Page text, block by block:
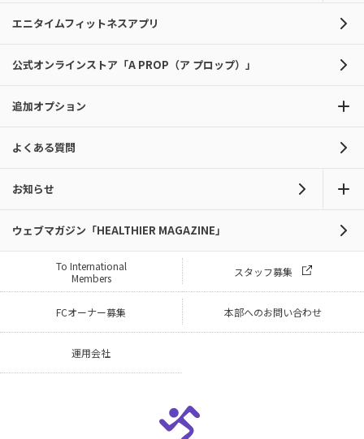
エニタイムフィットネスアプリ
公式オンラインストア「A PROP（ア プロップ）」
追加オプション
よくある質問
お知らせ
ウェブマガジン「HEALTHIER MAGAZINE」
To International
Members
スタッフ募集
FCオーナー募集 本部へのお問い合わせ
運用会社